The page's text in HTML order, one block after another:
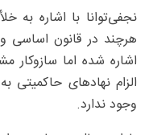
نجفی‌توانا با اشاره به
هرچند در قانون اساسی
اشاره شده اما
الزام نهادهای
وجود ندارد.